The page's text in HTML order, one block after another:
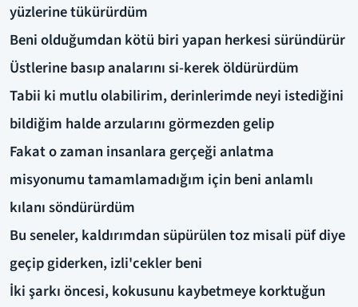
yüzlerine tükürürdüm
Beni olduğumdan kötü biri yapan herkesi süründürür
Üstlerine basıp analarını si-kerek öldürürdüm
Tabii ki mutlu olabilirim, derinlerimde neyi istediğini
bildiğim halde arzularını görmezden gelip
Fakat o zaman insanlara gerçeği anlatma
misyonumu tamamlamadığım için beni anlamlı
kılanı söndürürdüm
Bu seneler, kaldırımdan süpürülen toz misali püf diye
geçip giderken, izli'cekler beni
İki şarkı öncesi, kokusunu kaybetmeye korktuğun